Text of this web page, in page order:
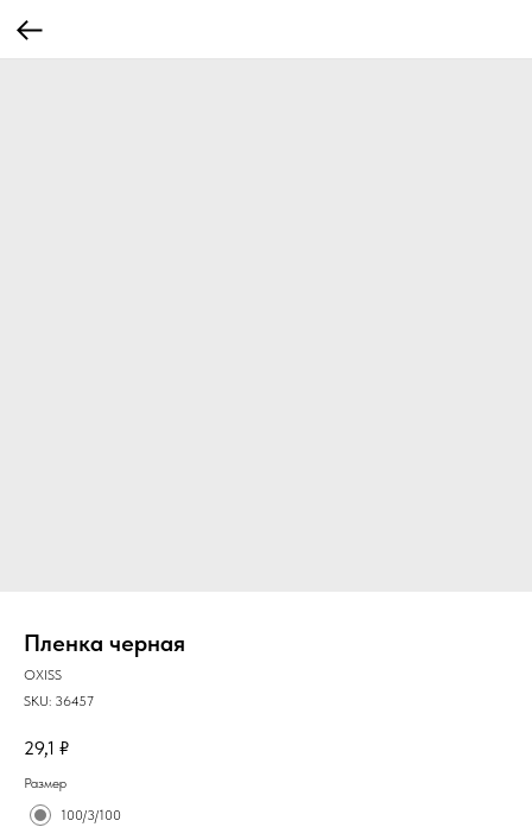
Пленка черная
OXISS
SKU: 36457
29,1 ₽
Размер
100/3/100